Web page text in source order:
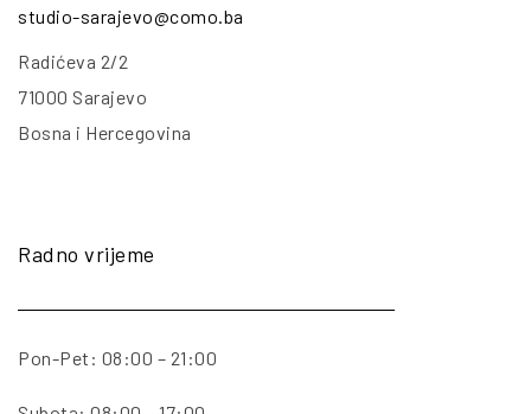
studio-sarajevo@como.ba
Radićeva 2/2
71000 Sarajevo
Bosna i Hercegovina
Radno vrijeme
Pon-Pet: 08:00 – 21:00